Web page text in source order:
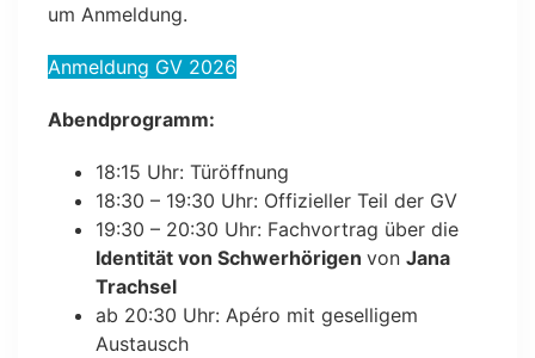
um Anmeldung.
Anmeldung GV 2026
Abendprogramm:
18:15 Uhr: Türöffnung
18:30 – 19:30 Uhr: Offizieller Teil der GV
19:30 – 20:30 Uhr: Fachvortrag über die
Identität von Schwerhörigen von Jana
Trachsel
ab 20:30 Uhr: Apéro mit geselligem
Austausch